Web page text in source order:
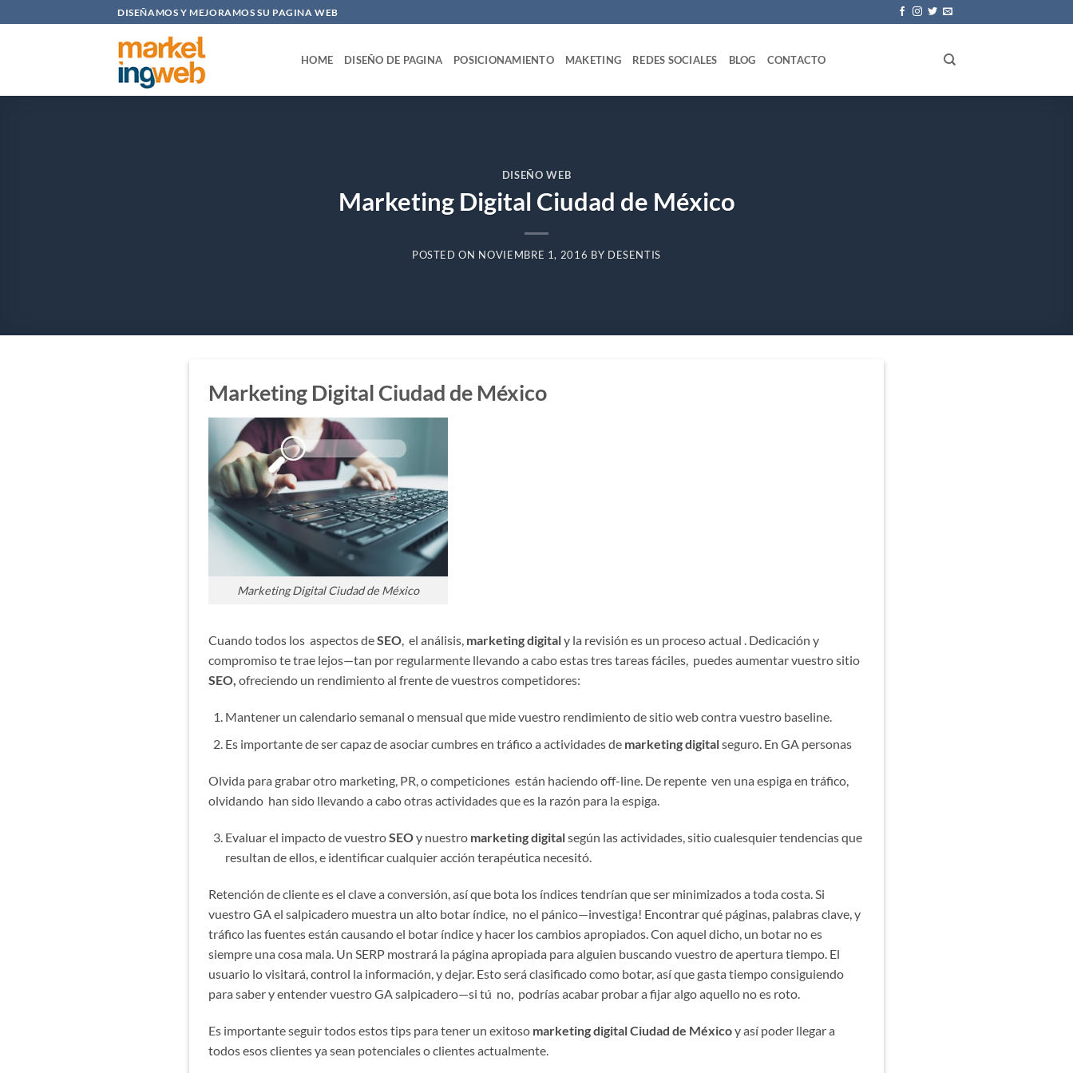
al
DISEÑAMOS Y MEJORAMOS SU PAGINA WEB
HOME DISEÑO DE PAGINA POSICIONAMIENTO MAKETING REDES SOCIALES BLOG CONTACTO
DISEÑO WEB
Marketing Digital Ciudad de México
POSTED ON NOVIEMBRE 1, 2016 BY DESENTIS
Marketing Digital Ciudad de México
Marketing Digital Ciudad de México
Cuando todos los aspectos deSEO, el análisis, marketing digitaly la revisión es un proceso actual . Dedicación y
compromiso te trae lejos—tan por regularmente llevando a cabo estas tres tareas fáciles, puedes aumentar vuestro sitio
SEO, ofreciendo un rendimiento al frente de vuestros competidores:
Mantener un calendario semanal o mensual que mide vuestro rendimiento de sitio web contra vuestro baseline.
Es importante de ser capaz de asociar cumbres en tráfico a actividades de marketing digitalseguro. En GA personas
Olvida para grabar otro marketing, PR, o competiciones están haciendo off-line. De repente ven una espiga en tráfico,
olvidando han sido llevando a cabo otras actividades que es la razón para la espiga.
Evaluar el impacto de vuestroSEOy nuestro marketing digitalsegún las actividades, sitio cualesquier tendencias que
resultan de ellos, e identificar cualquier acción terapéutica necesitó.
Retención de cliente es el clave a conversión, así que bota los índices tendrían que ser minimizados a toda costa. Si
vuestro GA el salpicadero muestra un alto botar índice, no el pánico—investiga! Encontrar qué páginas, palabras clave, y
tráfico las fuentes están causando el botar índice y hacer los cambios apropiados. Con aquel dicho, un botar no es
siempre una cosa mala. Un SERP mostrará la página apropiada para alguien buscando vuestro de apertura tiempo. El
usuario lo visitará, control la información, y dejar. Esto será clasificado como botar, así que gasta tiempo consiguiendo
para saber y entender vuestro GA salpicadero—si tú no, podrías acabar probar a fijar algo aquello no es roto.
Es importante seguir todos estos tips para tener un exitoso marketing digital Ciudad de Méxicoy así poder llegar a
todos esos clientes ya sean potenciales o clientes actualmente.